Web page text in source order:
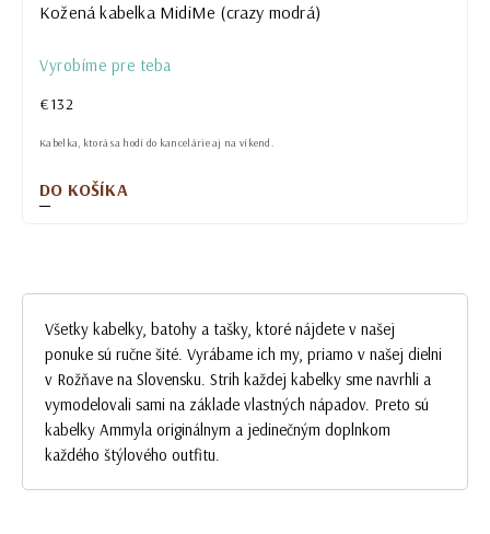
Kožená kabelka MidiMe (crazy modrá)
Vyrobíme pre teba
€132
DO KOŠÍKA
Kabelka, ktorá sa hodí do kancelárie aj na víkend.
Všetky kabelky, batohy a tašky, ktoré nájdete v našej
ponuke sú ručne šité. Vyrábame ich my, priamo v našej dielni
v Rožňave na Slovensku. Strih každej kabelky sme navrhli a
vymodelovali sami na základe vlastných nápadov. Preto sú
kabelky Ammyla originálnym a jedinečným doplnkom
každého štýlového outfitu.